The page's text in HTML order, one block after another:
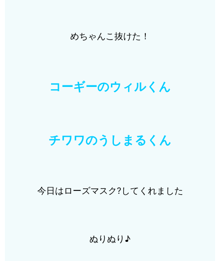
めちゃんこ抜けた！
コーギーのウィルくん
チワワのうしまるくん
今日はローズマスク?してくれました
ぬりぬり♪